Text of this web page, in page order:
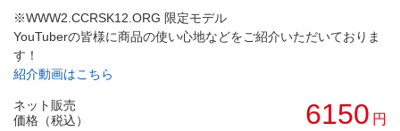
※WWW2.CCRSK12.ORG 限定モデル
YouTuberの皆様に商品の使い心地などをご紹介いただいておりま
す！
紹介動画はこちら
ネット販売
価格（税込）
6150 円